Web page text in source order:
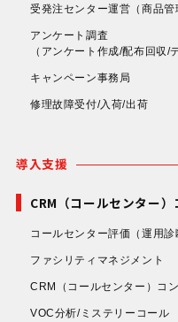
受発注センター運営 （商品
アンケート調査
（アンケート作成/配布回収/
キャンペーン事務局
修理故障受付/入荷/出荷
導入支援
CRM（コールセンター
コールセンター評価 （運用診
ファシリティマネジメント
CRM（コールセンター）コ
VOC分析/ミステリーコール